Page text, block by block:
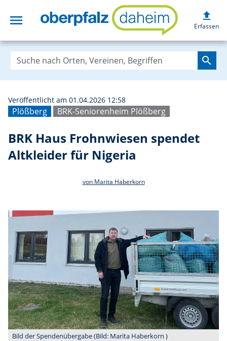
menu BRK Haus
upload
Erfassen
search
Plößberg BRK-Seniorenheim Plößberg
Veröffentlicht am 01.04.2026 12:58
BRK Haus Frohnwiesen spendet
Altkleider für Nigeria
von Marita Haberkorn
Bild der Spendenübergabe (Bild: Marita Haberkorn )